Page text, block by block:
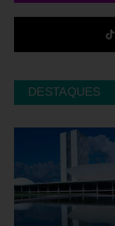
DESTAQUES